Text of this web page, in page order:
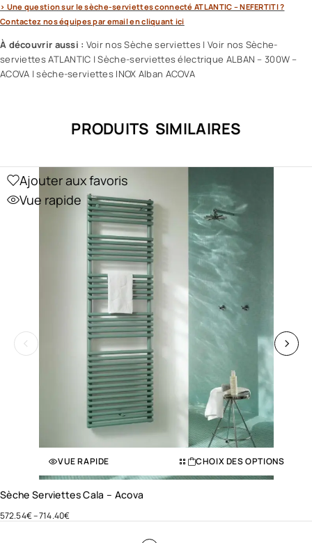
> Une question sur le sèche-serviettes connecté ATLANTIC – NEFERTITI ?
Contactez nos équipes par email en cliquant ici
À découvrir aussi : Voir nos Sèche serviettes |Voir nos Sèche-
serviettes ATLANTIC |Sèche-serviettes électrique ALBAN – 300W –
ACOVA |sèche-serviettes INOX Alban ACOVA
PRODUITS SIMILAIRES
Ajouter aux favoris
Vue rapide
VUE RAPIDE CHOIX DES OPTIONS
Sèche Serviettes Cala – Acova
572.54€–714.40€